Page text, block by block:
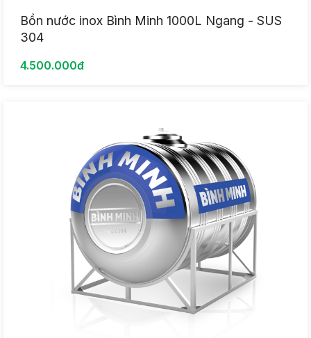
Bồn nước inox Bình Minh 1000L Ngang - SUS
304
4.500.000đ